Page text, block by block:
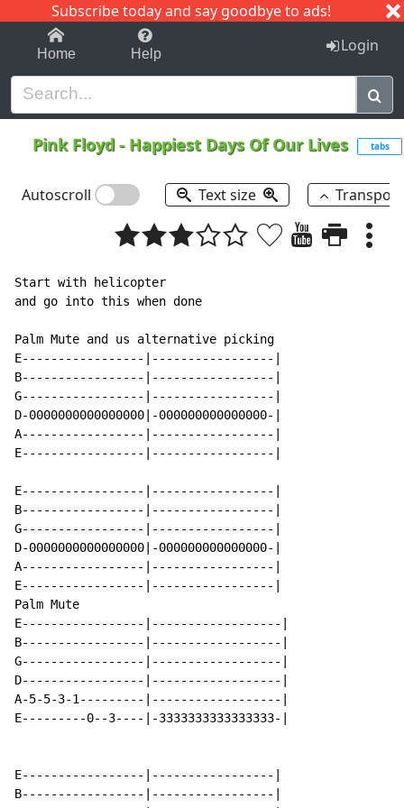
Subscribe today and say goodbye to ads!
1-9 C I J
Home Help Login
Pink Floyd - Happiest Days Of Our Lives tabs
Autoscroll Text size
Start with helicopter
and go into this when done
Palm Mute and us alternative picking
E-----------------|-----------------|
B-----------------|-----------------|
G-----------------|-----------------|
D-0000000000000000|-000000000000000-|
A-----------------|-----------------|
E-----------------|-----------------|
E-----------------|-----------------|
B-----------------|-----------------|
G-----------------|-----------------|
D-0000000000000000|-000000000000000-|
A-----------------|-----------------|
E-----------------|-----------------|
Palm Mute
E-----------------|------------------|
B-----------------|------------------|
G-----------------|------------------|
D-----------------|------------------|
A-5-5-3-1---------|------------------|
E---------0--3----|-3333333333333333-|
E-----------------|-----------------|
B-----------------|-----------------|